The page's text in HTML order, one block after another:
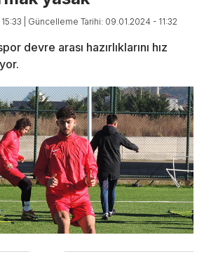
| Güncelleme Tarihi: 09.01.2024 - 11:32
devre arası hazırlıklarını hız